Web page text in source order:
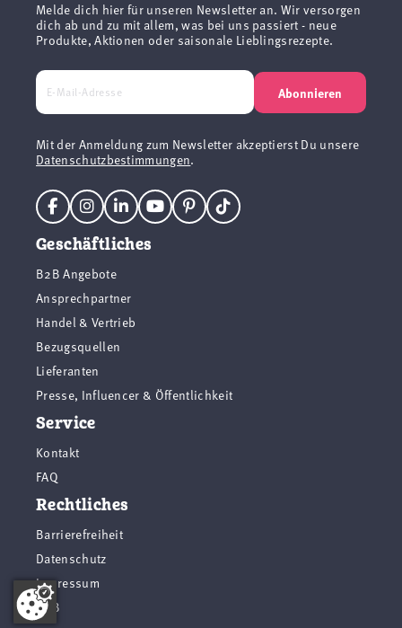
Melde dich hier für unseren Newsletter an. Wir versorgen
dich ab und zu mit allem, was bei uns passiert - neue
Produkte, Aktionen oder saisonale Lieblingsrezepte.
Abonnieren
Mit der Anmeldung zum Newsletter akzeptierst Du unsere
Datenschutzbestimmungen.
Geschäftliches
B2B Angebote
Ansprechpartner
Handel & Vertrieb
Bezugsquellen
Lieferanten
Presse, Influencer & Öffentlichkeit
Service
Kontakt
FAQ
Rechtliches
Barrierefreiheit
Datenschutz
Impressum
AGB